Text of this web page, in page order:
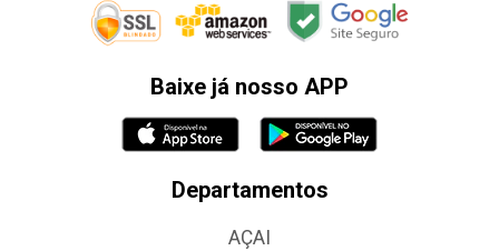
Baixe já nosso APP
Departamentos
AÇAI